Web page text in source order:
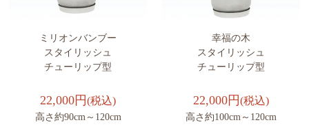
ミリオンバンブー
スタイリッシュ
チューリップ型
22,000円(税込)
高さ約90cm～120cm
幸福の木
スタイリッシュ
チューリップ型
22,000円(税込)
高さ約100cm～120cm